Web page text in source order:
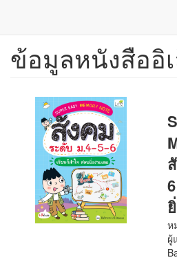
ข้าม
ข้อมูลหนังสืออิ
ห
ผู้